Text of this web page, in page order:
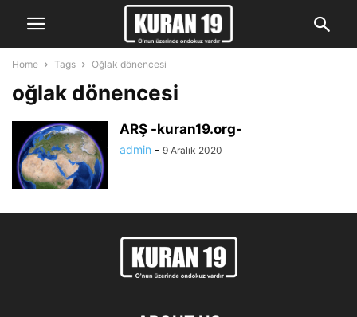
Home Tags Oğlak dönencesi
oğlak dönencesi
ARŞ -kuran19.org-
admin - 9 Aralık 2020